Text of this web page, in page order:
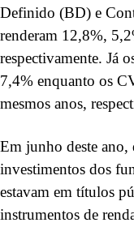
Definido (BD) e
renderam 12,8%,
respectivamente. Já
7,4% enquanto os
mesmos anos,
Em junho deste
investimentos dos
estavam em títulos
instrumentos de